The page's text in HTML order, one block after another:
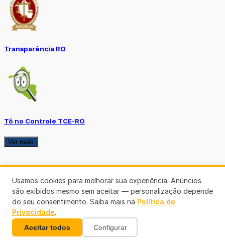
Transparência RO
Tô no Controle TCE-RO
Ver mais
Usamos cookies para melhorar sua experiência. Anúncios
são exibidos mesmo sem aceitar — personalização depende
do seu consentimento. Saiba mais na Política de
Privacidade.
Aceitar todos Configurar